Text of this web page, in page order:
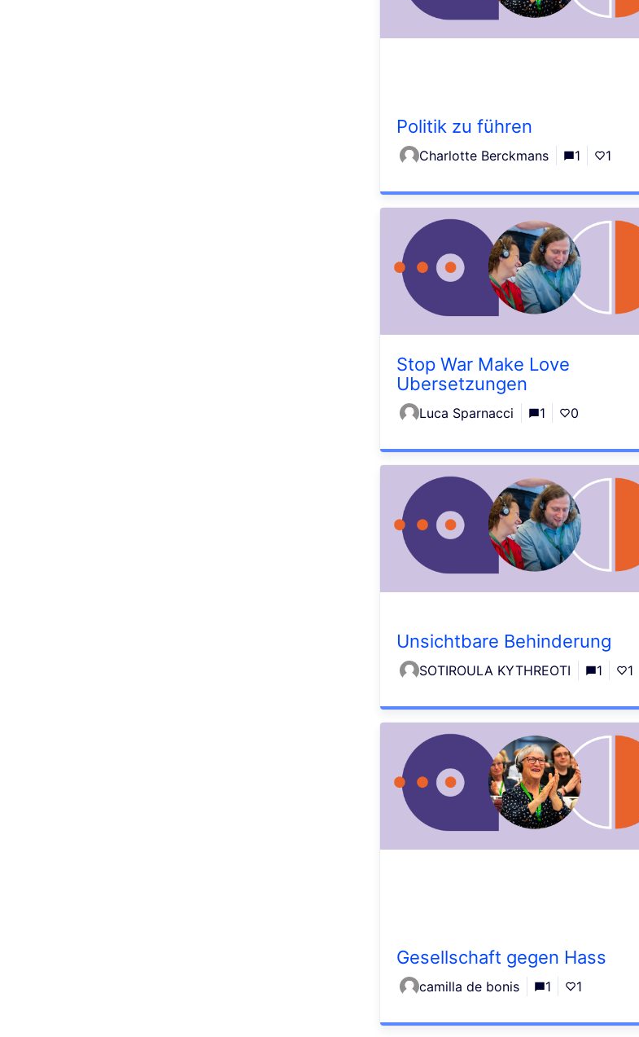
Politik zu führen
Charlotte Berckmans 1 1
Stop War Make Love
Ubersetzungen
Luca Sparnacci 1 0
Unsichtbare Behinderung
SOTIROULA KYTHREOTI 1 1
Gesellschaft gegen Hass
camilla de bonis 1 1